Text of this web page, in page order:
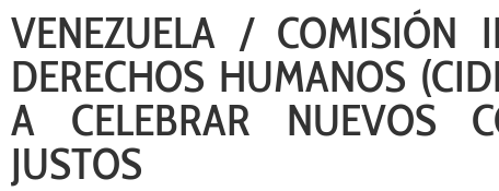
VENEZUELA / COMISIÓN
DERECHOS HUMANOS
A CELEBRAR NUEVOS
JUSTOS